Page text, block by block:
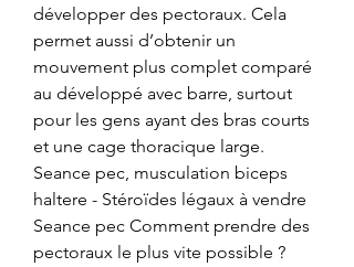
développer des pectoraux. Cela
permet aussi d’obtenir un
mouvement plus complet comparé
au développé avec barre, surtout
pour les gens ayant des bras courts
et une cage thoracique large.
Seance pec, musculation biceps
haltere - Stéroïdes légaux à vendre
Seance pec Comment prendre des
pectoraux le plus vite possible ?